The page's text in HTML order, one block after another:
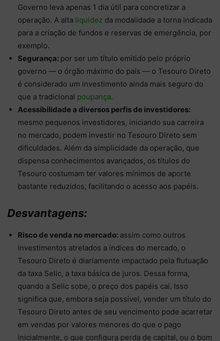
Governo leva apenas 1 dia útil para concretizar a
operação. A alta liquidez da modalidade a torna indicada
para a criação de fundos e reservas de emergência, por
exemplo.
Segurança: por ser um título emitido pelo próprio
governo — o órgão máximo do país — o Tesouro Direto
é considerado um investimento ainda mais seguro do
que a tradicional poupança.
Acessibilidade a diversos perfis de investidores:
mesmo pequenos investidores, iniciando sua carreira
no mercado, podem investir no Tesouro Direto sem
dificuldades. Além da simplicidade da operação, que
dispensa conhecimentos avançados, os títulos do
Tesouro costumam ter valores mínimos de aporte
bastante reduzidos, facilitando o acesso aos papéis.
Desvantagens:
Risco de venda no mercado: assim como outros
investimentos atrelados a índices do mercado, o
Tesouro Direto é diariamente impactado pela flutuação
da taxa Selic, a taxa básica de juros. Dessa forma,
quando a Selic sobe, o preço dos papéis cai. Isso
significa que, embora seja possível, vender um título do
Tesouro Direto antes de seu vencimento pode acarretar
em vendas por valores menores do que o pago
inicialmente, o que configura perda de capital, ou o bom